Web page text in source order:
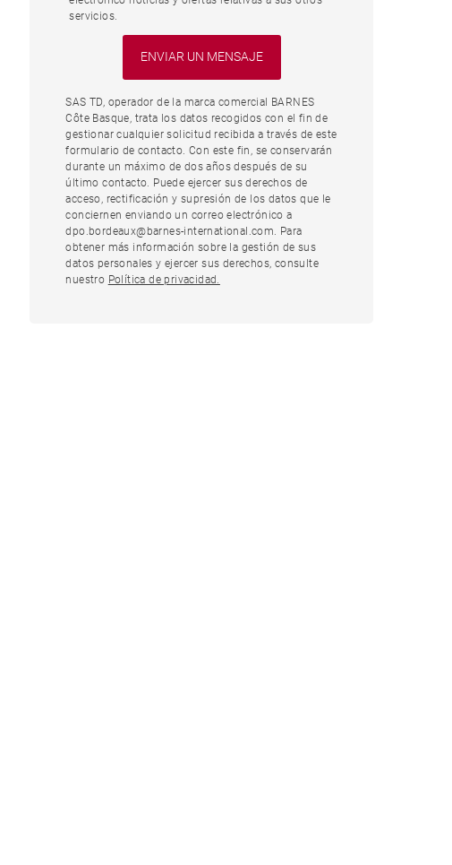
servicios.
SAS TD, operador de la marca comercial BARNES
Côte Basque, trata los datos recogidos con el fin de
gestionar cualquier solicitud recibida a través de este
formulario de contacto. Con este fin, se conservarán
durante un máximo de dos años después de su
último contacto. Puede ejercer sus derechos de
acceso, rectificación y supresión de los datos que le
conciernen enviando un correo electrónico a
dpo.bordeaux@barnes-international.com. Para
obtener más información sobre la gestión de sus
datos personales y ejercer sus derechos, consulte
nuestro Política de privacidad.